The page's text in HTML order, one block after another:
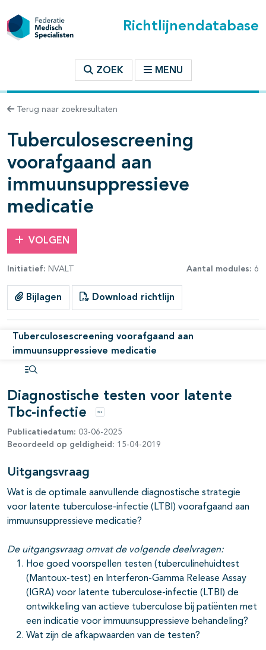
Richtlijnendatabase
ZOEK MENU
Terug naar zoekresultaten
Tuberculosescreening
voorafgaand aan
immuunsuppressieve
medicatie
VOLGEN
Initiatief: NVALT Aantal modules: 6
Bijlagen Download richtlijn
Tuberculosescreening voorafgaand aan
immuunsuppressieve medicatie
Diagnostische testen voor latente
Tbc-infectie
Opties
Publicatiedatum: 03-06-2025
Beoordeeld op geldigheid: 15-04-2019
Uitgangsvraag
Wat is de optimale aanvullende diagnostische strategie
voor latente tuberculose-infectie (LTBI) voorafgaand aan
immuunsuppressieve medicatie?
De uitgangsvraag omvat de volgende deelvragen:
Hoe goed voorspellen testen (tuberculinehuidtest
(Mantoux-test) en Interferon-Gamma Release Assay
(IGRA) voor latente tuberculose-infectie (LTBI) de
ontwikkeling van actieve tuberculose bij patiënten met
een indicatie voor immuunsuppressieve behandeling?
Wat zijn de afkapwaarden van de testen?